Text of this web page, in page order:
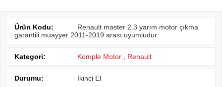
Ürün Kodu:
Renault master 2.3 yarım motor çıkma
garantili muayyer 2011-2019 arası uyumludur
Kategori: Komple Motor , Renault
Durumu: İkinci El